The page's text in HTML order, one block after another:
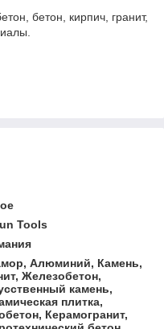
бетон, кирпич, гранит,
Tools
Алюминий, Камень,
Железобетон,
камень,
плитка,
Керамогранит,